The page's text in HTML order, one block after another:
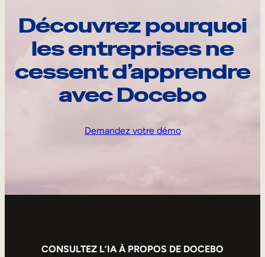
Découvrez pourquoi
les entreprises ne
cessent d’apprendre
avec Docebo
Demandez votre démo
CONSULTEZ L’IA À PROPOS DE DOCEBO